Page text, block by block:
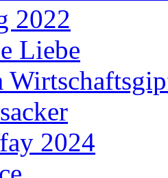
2022
Liebe
2024